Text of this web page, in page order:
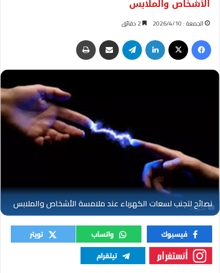
الأشخاص والملابس
الجمعة : 2026/4/10
فيسبوك لينكدإن تيلقرام مشاركة عبر البريد
الكهرباء